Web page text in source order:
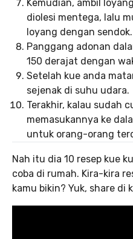
Kemudian, ambil
diolesi mentega, lalu
loyang dengan sendok.
Panggang adonan
150 derajat dengan
Setelah kue anda
sejenak di suhu udara.
Terakhir, kalau sudah
memasukannya ke
untuk orang-orang
Nah itu dia 10 resep kue
coba di rumah. Kira-kira
kamu bikin? Yuk, share di